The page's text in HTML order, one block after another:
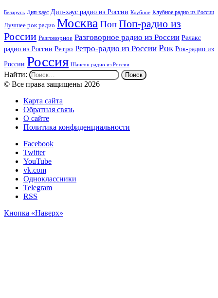
Беларусь Дип-хаус Дип-хаус радио из России Клубное Клубное радио из России
Лучшее рок радио МоскваПопПоп-радио из
России Разговорное Разговорное радио из России Релакс
радио из России Ретро Ретро-радио из России Рок Рок-радио из
России Россия Шансон радио из России
Найти:
© Все права защищены 2026
Карта сайта
Обратная связь
О сайте
Политика конфиденциальности
Facebook
Twitter
YouTube
vk.com
Одноклассники
Telegram
RSS
Кнопка «Наверх»